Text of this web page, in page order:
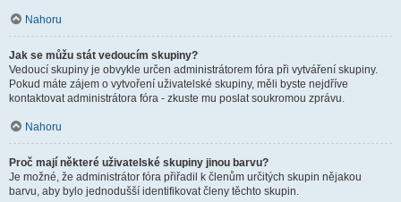
Nahoru
Jak se můžu stát vedoucím skupiny?
Vedoucí skupiny je obvykle určen administrátorem fóra při vytváření skupiny.
Pokud máte zájem o vytvoření uživatelské skupiny, měli byste nejdříve
kontaktovat administrátora fóra - zkuste mu poslat soukromou zprávu.
Nahoru
Proč mají některé uživatelské skupiny jinou barvu?
Je možné, že administrátor fóra přiřadil k členům určitých skupin nějakou
barvu, aby bylo jednodušší identifikovat členy těchto skupin.